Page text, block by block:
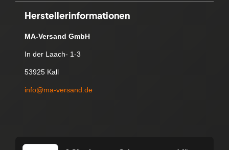
Herstellerinformationen
MA-Versand GmbH
In der Laach- 1-3
53925 Kall
info@ma-versand.de